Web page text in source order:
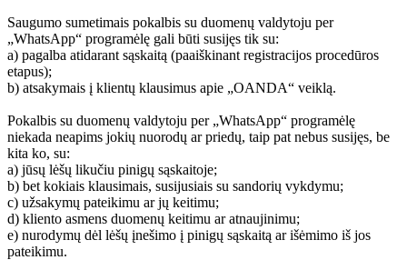
Saugumo sumetimais pokalbis su duomenų valdytoju per
„WhatsApp“ programėlę gali būti susijęs tik su:
a) pagalba atidarant sąskaitą (paaiškinant registracijos procedūros
etapus);
b) atsakymais į klientų klausimus apie „OANDA“ veiklą.
Pokalbis su duomenų valdytoju per „WhatsApp“ programėlę
niekada neapims jokių nuorodų ar priedų, taip pat nebus susijęs, be
kita ko, su:
a) jūsų lėšų likučiu pinigų sąskaitoje;
b) bet kokiais klausimais, susijusiais su sandorių vykdymu;
c) užsakymų pateikimu ar jų keitimu;
d) kliento asmens duomenų keitimu ar atnaujinimu;
e) nurodymų dėl lėšų įnešimo į pinigų sąskaitą ar išėmimo iš jos
pateikimu.